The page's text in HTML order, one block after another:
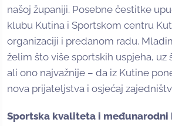
našoj županiji. Posebne čestitke
klubu Kutina i Sportskom centru
organizaciji i predanom radu.
želim što više sportskih uspjeha, uz
ali ono najvažnije – da iz Kutine
nova prijateljstva i osjećaj
Sportska kvaliteta i međunarodni